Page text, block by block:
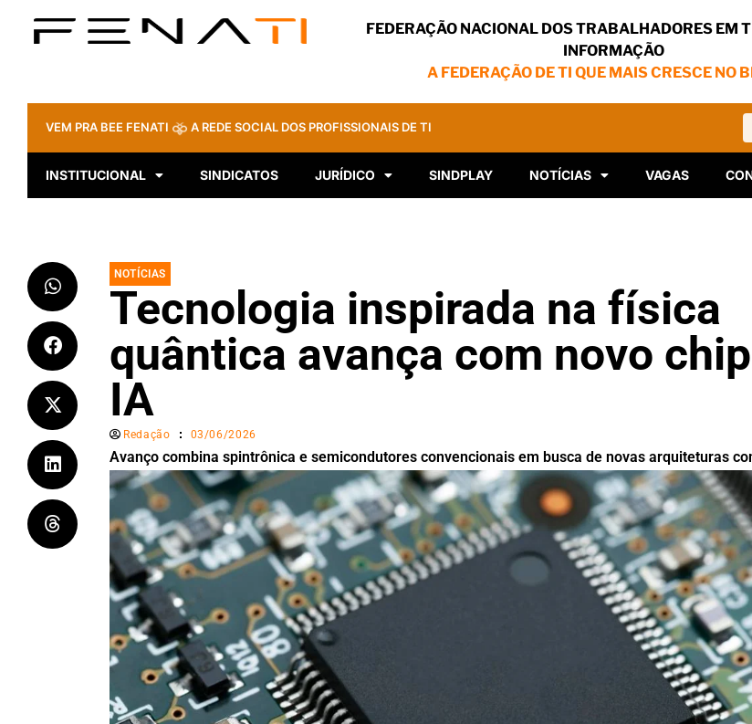
FEDERAÇÃO NACIONAL DOS TRABALHADORES EM
INFORMAÇÃO
A FEDERAÇÃO DE TI QUE MAIS CRESCE NO
VEM PRA BEE FENATI A REDE SOCIAL DOS PROFISSIONAIS DE TI
INSTITUCIONAL SINDICATOS JURÍDICO SINDPLAY NOTÍCIAS VAGAS
NOTÍCIAS
Tecnologia inspirada na física
quântica avança com novo
IA
Redação 03/06/2026
Avanço combina spintrônica e semicondutores convencionais em busca de novas arquiteturas